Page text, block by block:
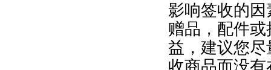
影响签收的
赠品，配件
益，建议您
收商品而没